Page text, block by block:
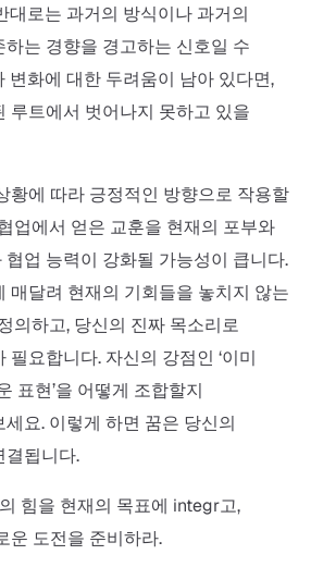
대로는 과거의 방식이나 과거의
는 경향을 경고하는 신호일 수
변화에 대한 두려움이 남아 있다면,
루트에서 벗어나지 못하고 있을
황에 따라 긍정적인 방향으로 작용할
업에서 얻은 교훈을 현재의 포부와
업 능력이 강화될 가능성이 큽니다.
매달려 현재의 기회들을 놓치지 않는
의하고, 당신의 진짜 목소리로
필요합니다. 자신의 강점인 ‘이미
표현’을 어떻게 조합할지
요. 이렇게 하면 꿈은 당신의
결됩니다.
힘을 현재의 목표에 integr고,
운 도전을 준비하라.